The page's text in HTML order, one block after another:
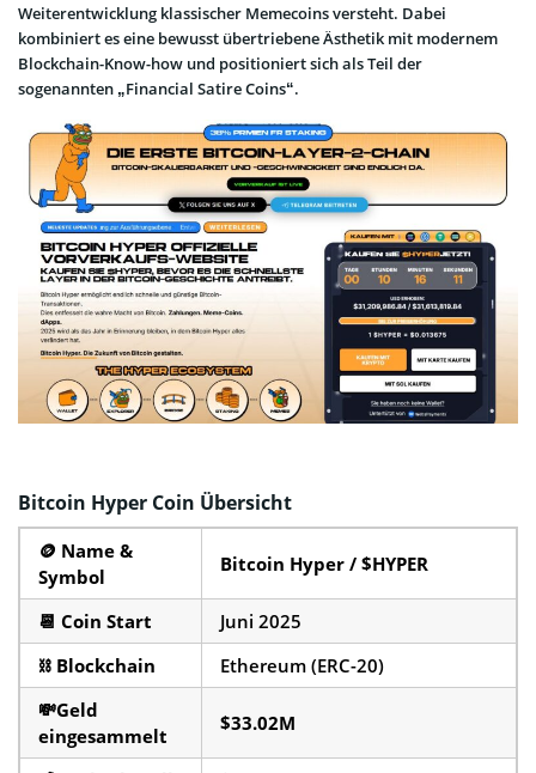
Weiterentwicklung klassischer Memecoins versteht. Dabei
kombiniert es eine bewusst übertriebene Ästhetik mit modernem
Blockchain-Know-how und positioniert sich als Teil der
sogenannten „Financial Satire Coins“.
Bitcoin Hyper Coin Übersicht
🪙 Name &
Symbol
Bitcoin Hyper / $HYPER
📆 Coin Start
Juni 2025
⛓️ Blockchain
Ethereum (ERC-20)
💸Geld
eingesammelt
$33.02M